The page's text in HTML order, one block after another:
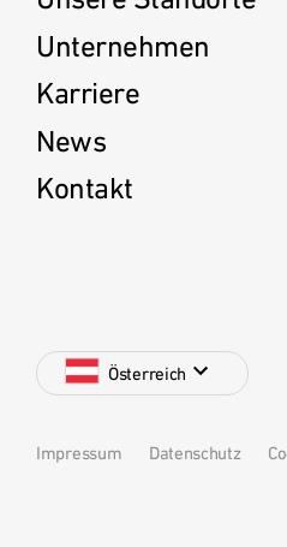
Unternehmen
Karriere
News
Kontakt
Österreich
Impressum Datenschutz